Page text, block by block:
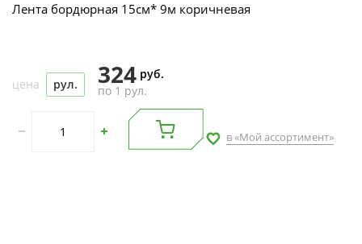
Лента бордюрная 15см* 9м коричневая
цена рул. 324 руб.
по 1 рул.
в «Мой ассортимент»